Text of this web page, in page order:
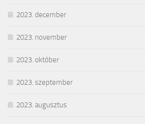
2023. december
2023. november
2023. október
2023. szeptember
2023. augusztus